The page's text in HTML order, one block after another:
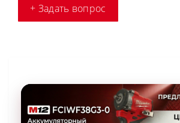
+ Задать вопрос